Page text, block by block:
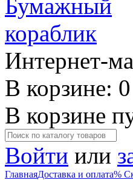
Интернет-
В корзине:
В корзине
Войти или
ГлавнаяДоставка и оплата%